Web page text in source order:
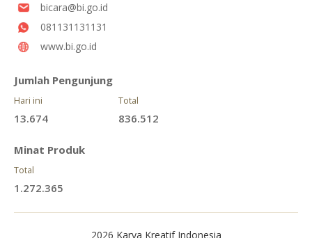
bicara@bi.go.id
081131131131
www.bi.go.id
Jumlah Pengunjung
Hari ini
13.674
Total
836.512
Minat Produk
Total
1.272.365
2026 Karya Kreatif Indonesia